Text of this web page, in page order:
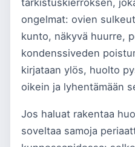
tarkistuskierroksen,
ongelmat: ovien
kunto, näkyvä huurre,
kondenssiveden
kirjataan ylös, huolto
oikein ja lyhentämään
Jos haluat rakentaa
soveltaa samoja